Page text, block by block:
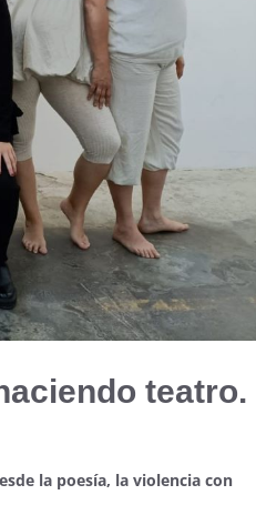
teatro.
la poesía, la violencia con